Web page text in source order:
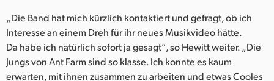
Singapore
South Africa
„Die Band hat mich kürzlich kontaktiert und gefragt, ob ich
Interesse an einem Dreh für ihr neues Musikvideo hätte.
Da habe ich natürlich sofort ja gesagt“, so Hewitt weiter. „Die
Jungs von Ant Farm sind so klasse. Ich konnte es kaum
erwarten, mit ihnen zusammen zu arbeiten und etwas Cooles